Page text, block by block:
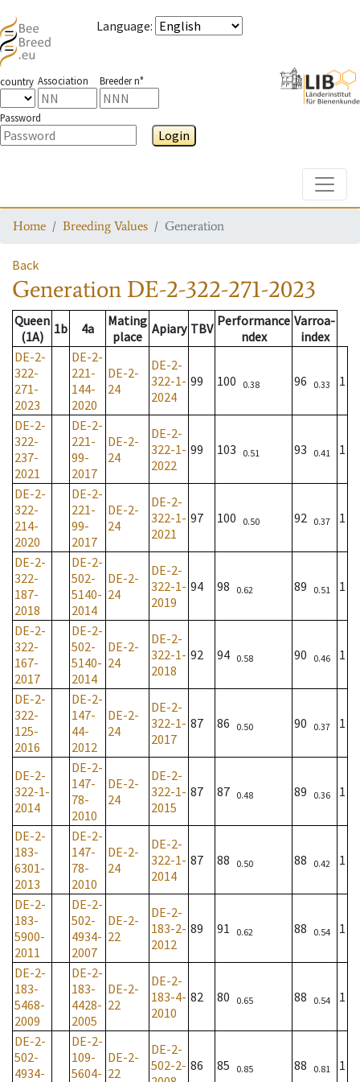
Language:
country Association Breeder n°
Password
Login
Home Breeding Values Generation
Back
Generation DE-2-322-271-2023
Queen
(1A)
1b 4a
Mating
place Apiary TBV Performance
ndex
Varroa-
index
DE-2-
322-
271-
2023
DE-2-
221-
144-
2020
DE-2-
24
DE-2-
322-1-
2024
99 100 0.38 96 0.33 1
DE-2-
322-
237-
2021
DE-2-
221-
99-
2017
DE-2-
24
DE-2-
322-1-
2022
99 103 0.51 93 0.41 1
DE-2-
322-
214-
2020
DE-2-
221-
99-
2017
DE-2-
24
DE-2-
322-1-
2021
97 100 0.50 92 0.37 1
DE-2-
322-
187-
2018
DE-2-
502-
5140-
2014
DE-2-
24
DE-2-
322-1-
2019
94 98 0.62 89 0.51 1
DE-2-
322-
167-
2017
DE-2-
502-
5140-
2014
DE-2-
24
DE-2-
322-1-
2018
92 94 0.58 90 0.46 1
DE-2-
322-
125-
2016
DE-2-
147-
44-
2012
DE-2-
24
DE-2-
322-1-
2017
87 86 0.50 90 0.37 1
DE-2-
322-1-
2014
DE-2-
147-
78-
2010
DE-2-
24
DE-2-
322-1-
2015
87 87 0.48 89 0.36 1
DE-2-
183-
6301-
2013
DE-2-
147-
78-
2010
DE-2-
24
DE-2-
322-1-
2014
87 88 0.50 88 0.42 1
DE-2-
183-
5900-
2011
DE-2-
502-
4934-
2007
DE-2-
22
DE-2-
183-2-
2012
89 91 0.62 88 0.54 1
DE-2-
183-
5468-
2009
DE-2-
183-
4428-
2005
DE-2-
22
DE-2-
183-4-
2010
82 80 0.65 88 0.54 1
DE-2-
502-
4934-
DE-2-
109-
5604-
DE-2-
22
DE-2-
502-2- 86 85 0.85 88 0.81 1